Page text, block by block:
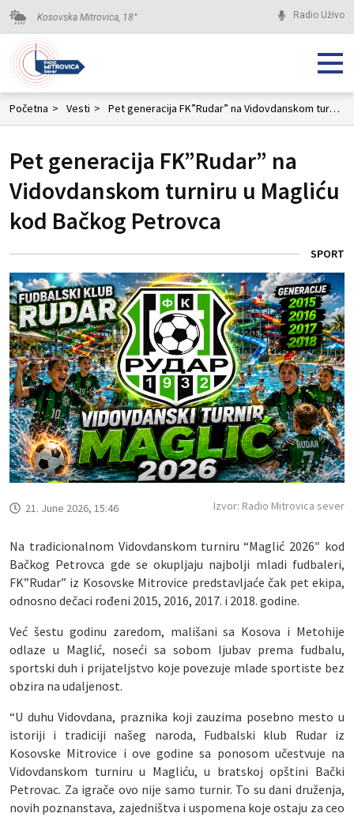
Kosovska Mitrovica, 18° Radio Uživo
Početna > Vesti > Pet generacija FK”Rudar” na Vidovdanskom turniru u Magliću kod Bačkog Petrovca
Pet generacija FK”Rudar” na
Vidovdanskom turniru u Magliću
kod Bačkog Petrovca
SPORT
21. June 2026, 15:46 Izvor: Radio Mitrovica sever
Na tradicionalnom Vidovdanskom turniru “Maglić 2026″ kod
Bačkog Petrovca gde se okupljaju najbolji mladi fudbaleri,
FK”Rudar” iz Kosovske Mitrovice predstavljaće čak pet ekipa,
odnosno dečaci rođeni 2015, 2016, 2017. i 2018. godine.
Već šestu godinu zaredom, mališani sa Kosova i Metohije
odlaze u Maglić, noseći sa sobom ljubav prema fudbalu,
sportski duh i prijateljstvo koje povezuje mlade sportiste bez
obzira na udaljenost.
“U duhu Vidovdana, praznika koji zauzima posebno mesto u
istoriji i tradiciji našeg naroda, Fudbalski klub Rudar iz
Kosovske Mitrovice i ove godine sa ponosom učestvuje na
Vidovdanskom turniru u Magliću, u bratskoj opštini Bački
Petrovac. Za igrače ovo nije samo turnir. To su dani druženja,
novih poznanstava, zajedništva i uspomena koje ostaju za ceo